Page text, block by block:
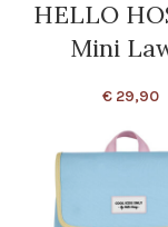
HELLO
Mini
€29,90